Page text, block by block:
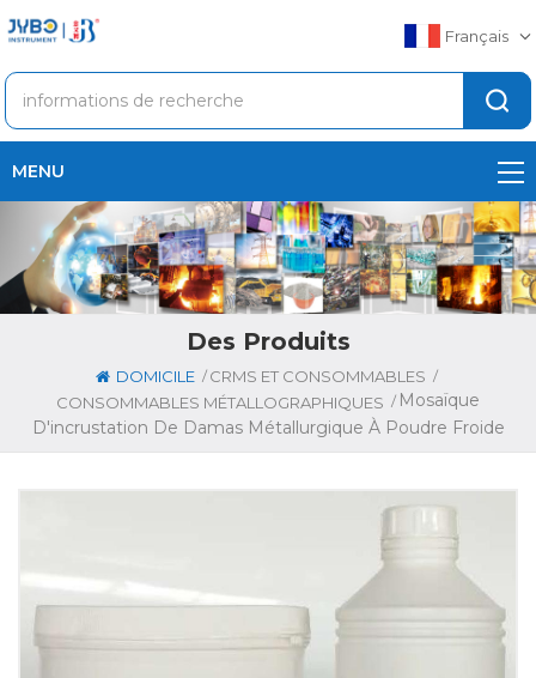
Français
MENU
Des Produits
DOMICILE / CRMS ET CONSOMMABLES /
CONSOMMABLES MÉTALLOGRAPHIQUES / Mosaïque
D'incrustation De Damas Métallurgique À Poudre Froide